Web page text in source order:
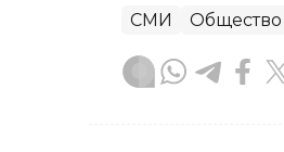
СМИ Общество